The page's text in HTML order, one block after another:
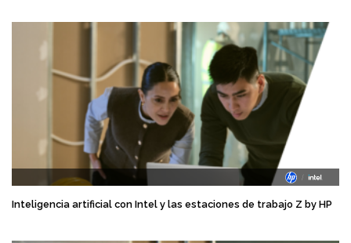
Inteligencia artificial con Intel y las estaciones de trabajo Z by HP